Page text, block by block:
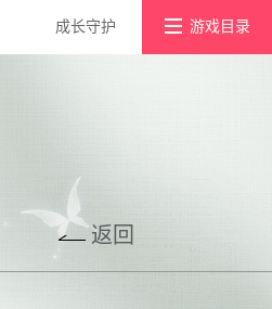
成长守护 游戏目录
返回